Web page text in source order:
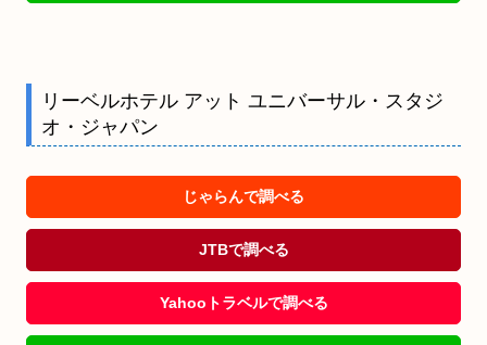
リーベルホテル アット ユニバーサル・スタジ
オ・ジャパン
じゃらんで調べる
JTBで調べる
Yahooトラベルで調べる